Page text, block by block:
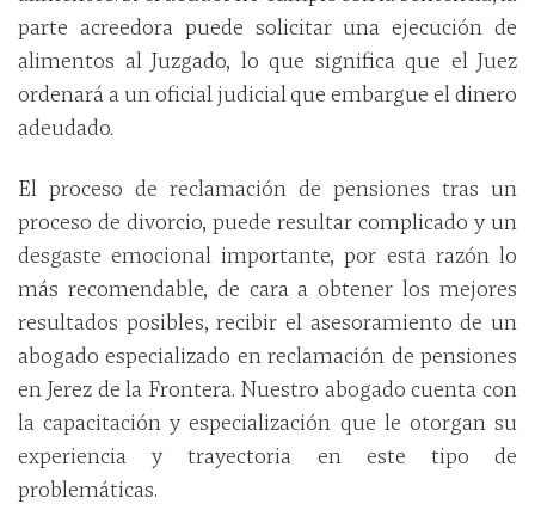
parte acreedora puede solicitar una ejecución de
alimentos al Juzgado, lo que significa que el Juez
ordenará a un oficial judicial que embargue el dinero
adeudado.
El proceso de reclamación de pensiones tras un
proceso de divorcio, puede resultar complicado y un
desgaste emocional importante, por esta razón lo
más recomendable, de cara a obtener los mejores
resultados posibles, recibir el asesoramiento de un
abogado especializado en reclamación de pensiones
en Jerez de la Frontera. Nuestro abogado cuenta con
la capacitación y especialización que le otorgan su
experiencia y trayectoria en este tipo de
problemáticas.